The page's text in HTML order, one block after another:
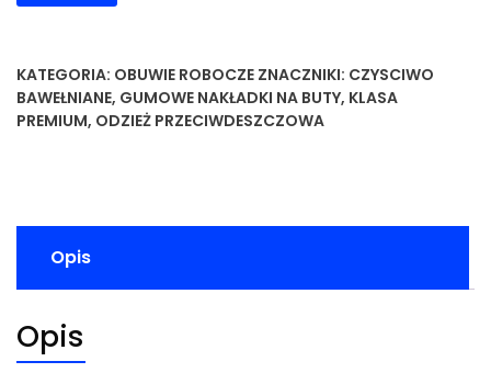
KATEGORIA: OBUWIE ROBOCZE ZNACZNIKI: CZYSCIWO
BAWEŁNIANE, GUMOWE NAKŁADKI NA BUTY, KLASA
PREMIUM, ODZIEŻ PRZECIWDESZCZOWA
Opis
Opis